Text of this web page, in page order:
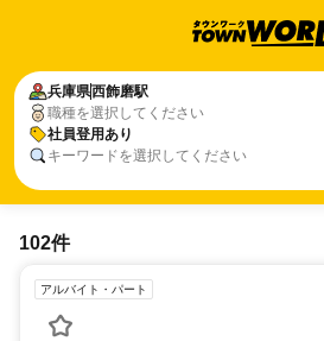
兵庫県西飾磨駅
職種を選択してください
社員登用あり
キーワードを選択してください
102件
アルバイト・パート